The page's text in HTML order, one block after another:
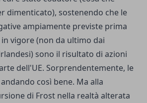
dimenticato), sostenendo che le
ampiamente previste prima
vigore (non da ultimo dai
sono il risultato di azioni
dell'UE. Sorprendentemente, le
così bene. Ma alla
di Frost nella realtà alterata